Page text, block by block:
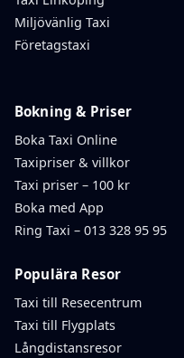
Miljövänlig Taxi
Företagstaxi
Bokning & Priser
Boka Taxi Online
Taxipriser & villkor
Taxi priser – 100 kr
Boka med App
Ring Taxi – 013 328 95 95
Populära Resor
Taxi till Resecentrum
Taxi till Flygplats
Långdistansresor